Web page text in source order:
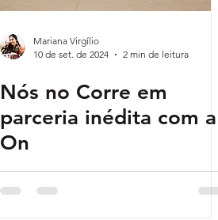
Mariana Virgílio
10 de set. de 2024
2 min de leitura
Nós no Corre em
parceria inédita com a
On